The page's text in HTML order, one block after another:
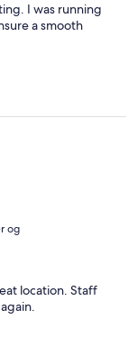
I was running
a smooth
og
location. Staff